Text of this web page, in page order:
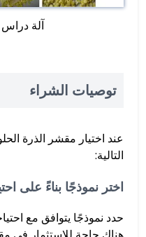
آلة دراس
توصيات الشراء
عند اختيار مقشر الذرة
التالية:
اختر نموذجًا بناءً على
حدد نموذجًا يتوافق مع